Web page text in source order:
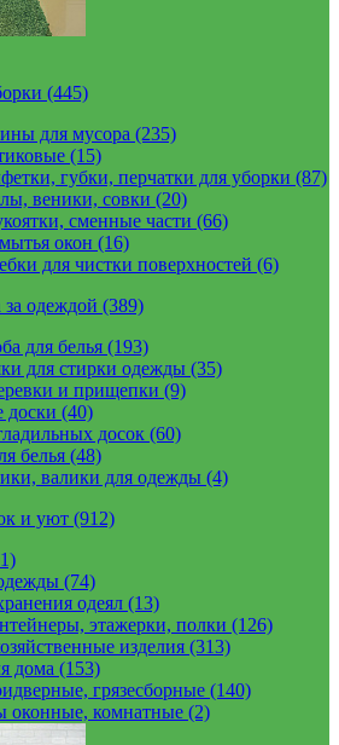
(445)
для мусора (235)
(15)
губки, перчатки для уборки (87)
веники, совки (20)
сменные части (66)
окон (16)
для чистки поверхностей (6)
одеждой (389)
для белья (193)
для стирки одежды (35)
и прищепки (9)
доски (40)
досок (60)
белья (48)
валики для одежды (4)
и уют (912)
(74)
одеял (13)
этажерки, полки (126)
изделия (313)
дома (153)
грязесборные (140)
оконные, комнатные (2)